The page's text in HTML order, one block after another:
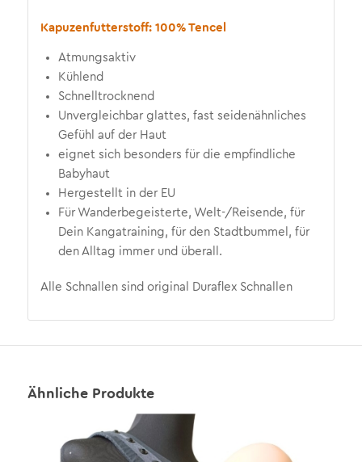
Kapuzenfutterstoff: 100% Tencel
Atmungsaktiv
Kühlend
Schnelltrocknend
Unvergleichbar glattes, fast seidenähnliches
Gefühl auf der Haut
eignet sich besonders für die empfindliche
Babyhaut
Hergestellt in der EU
Für Wanderbegeisterte, Welt-/Reisende, für
Dein Kangatraining, für den Stadtbummel, für
den Alltag immer und überall.
Alle Schnallen sind original Duraflex Schnallen
Ähnliche Produkte